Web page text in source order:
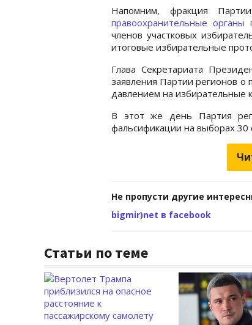
Напомним, фракция
правоохранительные
членов участковых
итоговые избирательные
Глава Секретариата
заявления Партии регионов
давлением на избирательные
В этот же день Партия
фальсификации на выборах 30
Не пропусти другие
bigmir)net в facebook
Статьи по теме